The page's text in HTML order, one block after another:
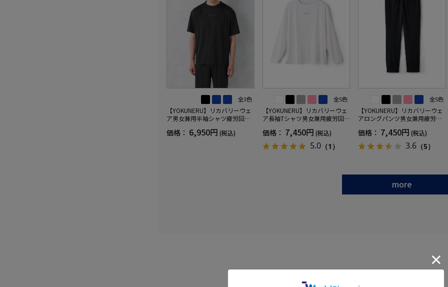
全3色
【YOKUNERU】リカバリーウェ
ア男女兼用半袖シャツ疲労回復
(R)【一般医療機器】SS～LLサイ
価格： 6,950円 (税込)
全5色
【YOKUNERU】リカバリーウェ
ア長袖Tシャツ男女兼用疲労回復
(R)【一般医療機器】SS～LLサイ
ズ
価格： 7,450円 (税込)
5.0（1）
全5色
【YOKUNERU】リカバリーウェ
アロングパンツ男女兼用疲労回
IX(R)【一般医療機器】SS～LLサ
イズ
価格： 7,450円 (税込)
3.6 （5）
more